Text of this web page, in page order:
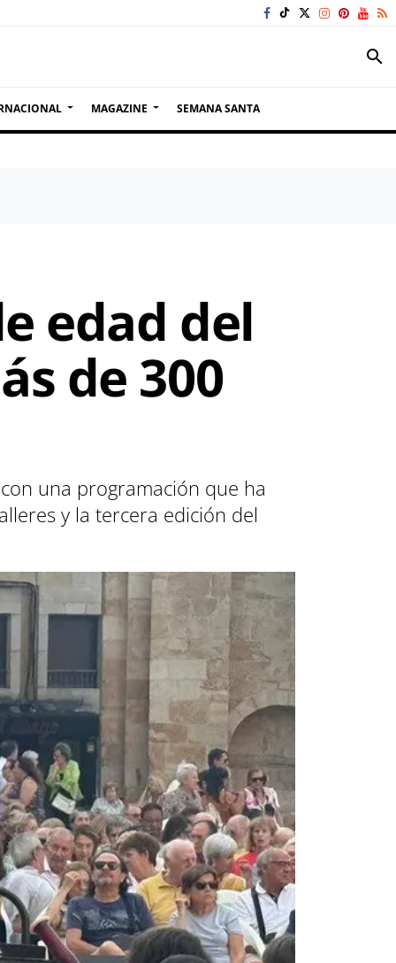
search
MAGAZINE SEMANA SANTA
edad del
de 300
una programación que ha
y la tercera edición del